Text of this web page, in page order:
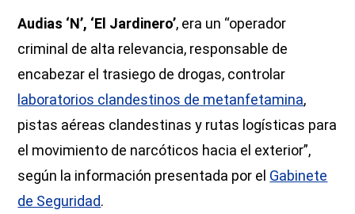
Audias ‘N’, ‘El Jardinero’, era un “operador
criminal de alta relevancia, responsable de
encabezar el trasiego de drogas, controlar
laboratorios clandestinos de metanfetamina,
pistas aéreas clandestinas y rutas logísticas para
el movimiento de narcóticos hacia el exterior”,
según la información presentada por el Gabinete
de Seguridad.